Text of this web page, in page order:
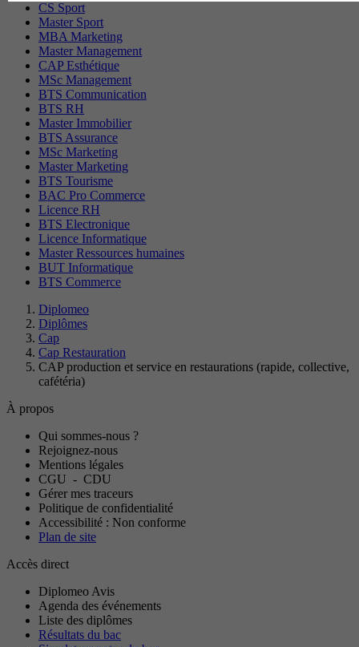
CS Sport
Master Sport
MBA Marketing
Master Management
CAP Esthétique
MSc Management
BTS Communication
BTS RH
Master Immobilier
BTS Assurance
MSc Marketing
Master Marketing
BTS Tourisme
BAC Pro Commerce
Licence RH
BTS Electronique
Licence Informatique
Master Ressources humaines
BUT Informatique
BTS Commerce
Diplomeo
Diplômes
Cap
Cap Restauration
CAP production et service en restaurations (rapide, collective,
cafétéria)
À propos
Qui sommes-nous ?
Rejoignez-nous
Mentions légales
CGU - CDU
Gérer mes traceurs
Politique de confidentialité
Accessibilité : Non conforme
Plan de site
Accès direct
Diplomeo Avis
Agenda des événements
Liste des diplômes
Résultats du bac